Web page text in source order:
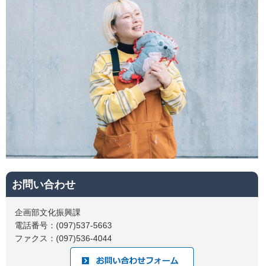
お問い合わせ
企画部文化振興課
電話番号：(097)537-5663
ファクス：(097)536-4044